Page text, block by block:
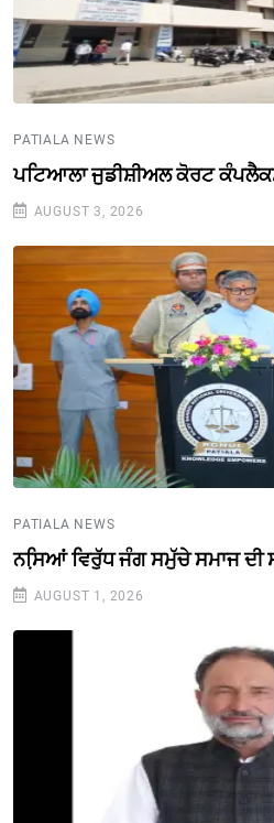
PATIALA NEWS
ਪਟਿਆਲਾ ਜੁਡੀਸ਼ੀਅਲ ਕੋਰਟ
AUGUST 3, 2026
PATIALA NEWS
ਨਸਿ਼ਆਂ ਵਿਰੁੱਧ ਜੰਗ ਸਮੁੱਚੇ ਸਮਾਜ ਦੀ
AUGUST 1, 2026